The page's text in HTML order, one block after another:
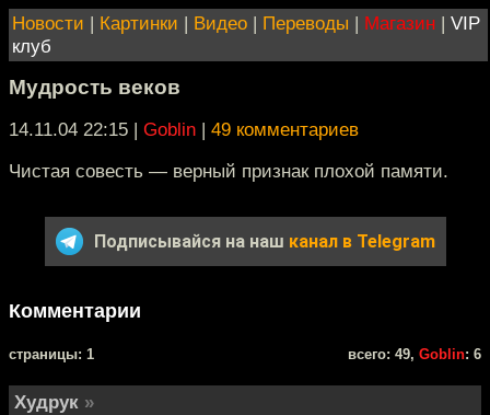
Новости | Картинки | Видео | Переводы | Магазин | VIP
клуб
Мудрость веков
14.11.04 22:15 | Goblin | 49 комментариев
Чистая совесть — верный признак плохой памяти.
Подписывайся на наш канал в Telegram
Комментарии
cтраницы: 1 всего: 49, Goblin: 6
Худрук »